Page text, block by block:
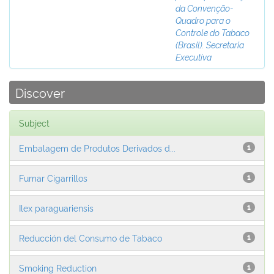
da Convenção-
Quadro para o
Controle do Tabaco
(Brasil). Secretaria
Executiva
Discover
Subject
1
Embalagem de Produtos Derivados d...
1
Fumar Cigarrillos
1
Ilex paraguariensis
1
Reducción del Consumo de Tabaco
1
Smoking Reduction